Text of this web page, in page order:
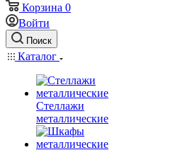
Корзина 0
Войти
Поиск
Каталог
Стеллажи
металлические